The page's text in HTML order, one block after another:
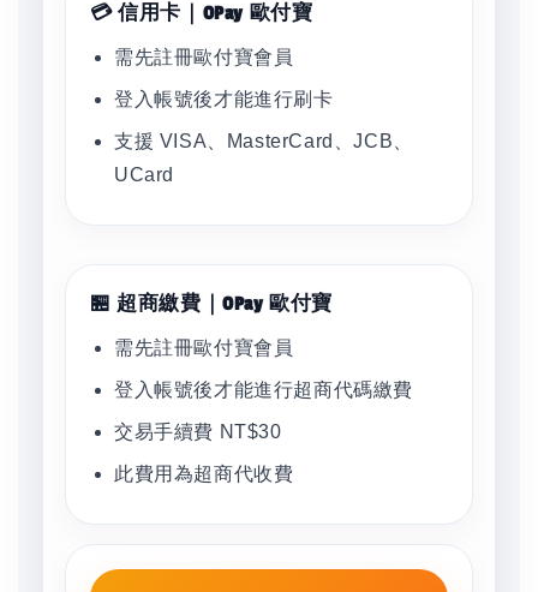
💳 信用卡｜OPay 歐付寶
需先註冊歐付寶會員
登入帳號後才能進行刷卡
支援 VISA、MasterCard、JCB、
UCard
🏪 超商繳費｜OPay 歐付寶
需先註冊歐付寶會員
登入帳號後才能進行超商代碼繳費
交易手續費 NT$30
此費用為超商代收費